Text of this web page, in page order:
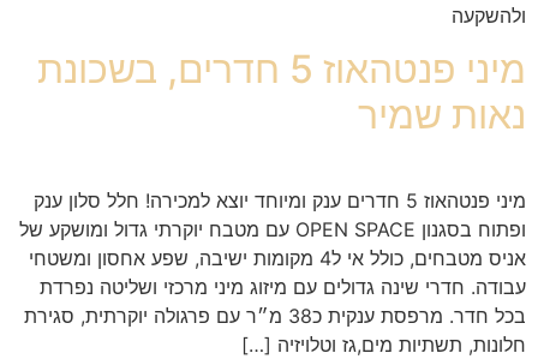
ולהשקעה
מיני פנטהאוז 5 חדרים, בשכונת
נאות שמיר
מיני פנטהאוז 5 חדרים ענק ומיוחד יוצא למכירה! חלל סלון ענק
ופתוח בסגנון OPEN SPACE עם מטבח יוקרתי גדול ומושקע של
אניס מטבחים, כולל אי ל4 מקומות ישיבה, שפע אחסון ומשטחי
עבודה. חדרי שינה גדולים עם מיזוג מיני מרכזי ושליטה נפרדת
בכל חדר. מרפסת ענקית כ38 מ״ר עם פרגולה יוקרתית, סגירת
חלונות, תשתיות מים,גז וטלויזיה […]